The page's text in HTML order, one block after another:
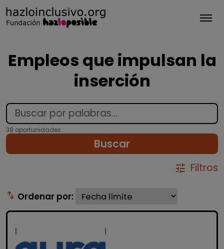
Empleos que impulsan la
inserción
39 oportunidades
Buscar
tune Filtros
swap_vert Ordenar por: